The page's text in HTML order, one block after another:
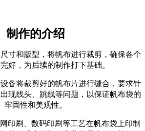
制作的介绍
尺寸和版型，将帆布进行裁剪，确保各个
好，为后续的制作打下基础。
设备将裁剪好的帆布片进行缝合，要求针
现线头、跳线等问题，以保证帆布袋的
牢固性和美观性。
网印刷、数码印刷等工艺在帆布袋上印制